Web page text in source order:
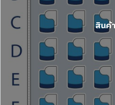
สินค้